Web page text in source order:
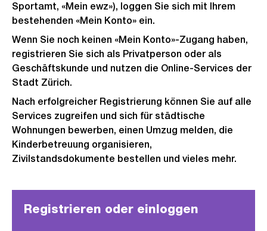
Sportamt, «Mein ewz»), loggen Sie sich mit Ihrem
bestehenden «Mein Konto» ein.
Wenn Sie noch keinen «Mein Konto»-Zugang haben,
registrieren Sie sich als Privatperson oder als
Geschäftskunde und nutzen die Online-Services der
Stadt Zürich.
Nach erfolgreicher Registrierung können Sie auf alle
Services zugreifen und sich für städtische
Wohnungen bewerben, einen Umzug melden, die
Kinderbetreuung organisieren,
Zivilstandsdokumente bestellen und vieles mehr.
Registrieren oder einloggen